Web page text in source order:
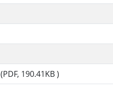
(PDF, 190.41KB )